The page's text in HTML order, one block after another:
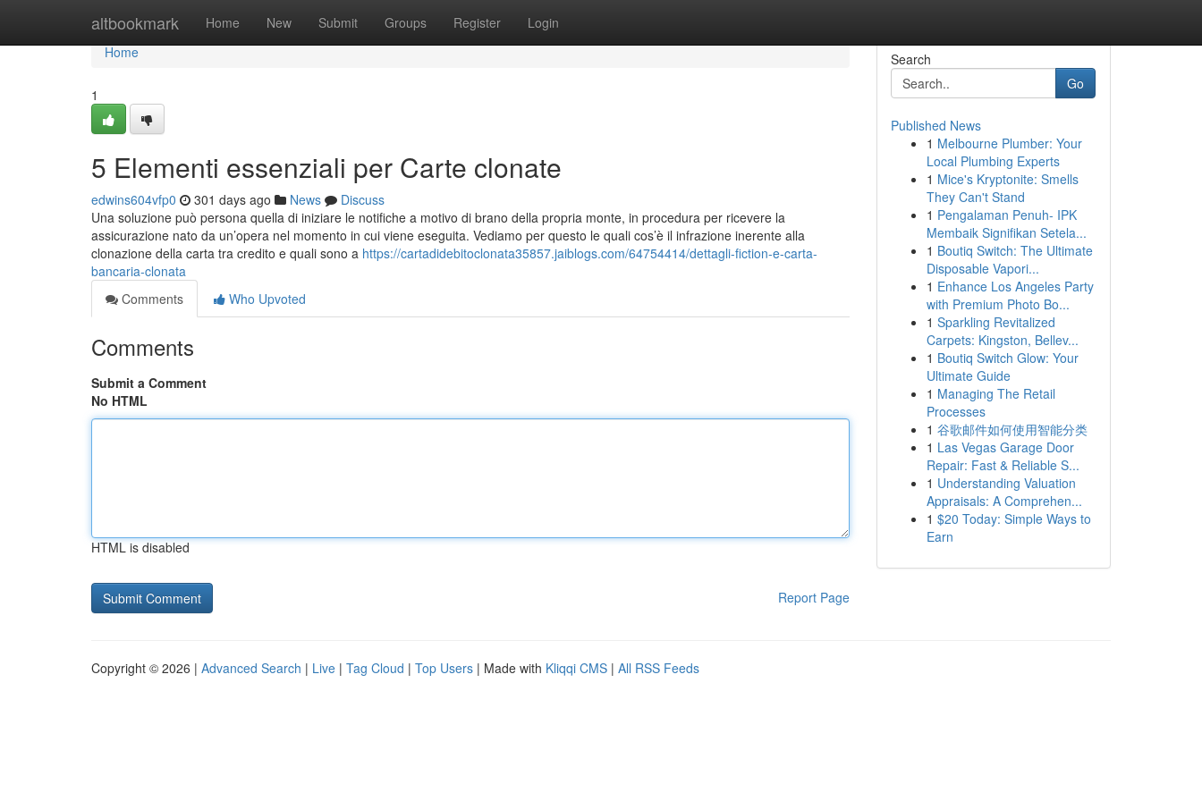
altbookmark Home New Submit Groups Register Login
Home
Home
1
5 Elementi essenziali per Carte clonate
edwins604vfp0 301 days ago News
Discuss
Una soluzione può persona quella di iniziare le notifiche a motivo di brano della propria monte, in procedura per ricevere la
assicurazione nato da un’opera nel momento in cui viene eseguita. Vediamo per questo le quali cos’è il infrazione inerente alla
clonazione della carta tra credito e quali sono a https://cartadidebitoclonata35857.jaiblogs.com/64754414/dettagli-fiction-e-carta-
bancaria-clonata
Comments
Who Upvoted
Comments
Submit a Comment
No HTML
HTML is disabled
Report Page
Search
Go
Published News
1 Melbourne Plumber: Your
Local Plumbing Experts
1 Mice's Kryptonite: Smells
They Can't Stand
1 Pengalaman Penuh- IPK
Membaik Signifikan Setela...
1 Boutiq Switch: The Ultimate
Disposable Vapori...
1 Enhance Los Angeles Party
with Premium Photo Bo...
1 Sparkling Revitalized
Carpets: Kingston, Bellev...
1 Boutiq Switch Glow: Your
Ultimate Guide
1 Managing The Retail
Processes
1 谷歌邮件如何使用智能分类
1 Las Vegas Garage Door
Repair: Fast & Reliable S...
1 Understanding Valuation
Appraisals: A Comprehen...
1 $20 Today: Simple Ways to
Earn
Copyright © 2026 | Advanced Search | Live | Tag Cloud | Top Users | Made with Kliqqi CMS | All RSS Feeds